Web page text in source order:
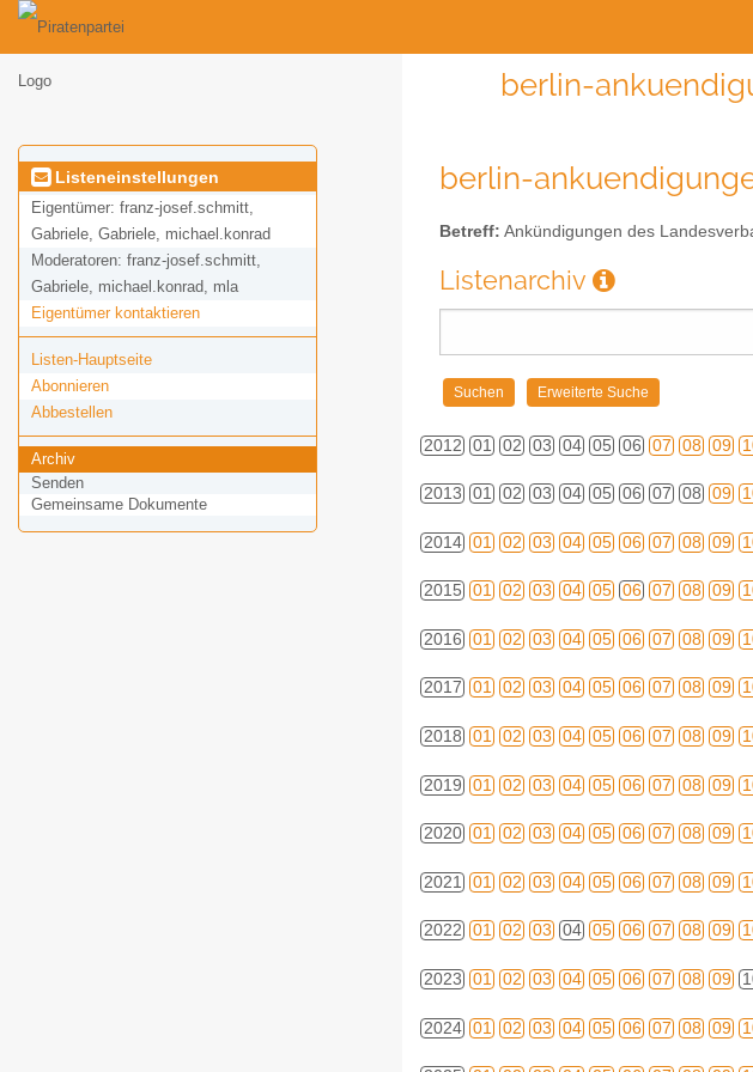
berlin-
Listeneinstellungen
Eigentümer: franz-josef.schmitt,
Gabriele, Gabriele, michael.konrad
Moderatoren: franz-josef.schmitt,
Gabriele, michael.konrad, mla
Eigentümer kontaktieren
Listen-Hauptseite
Abonnieren
Abbestellen
Archiv
Senden
Gemeinsame Dokumente
berlin-
Betreff: Ankündigungen des
Listenarchiv
2012 01 02 03 04 05 06 07 08 09
2013 01 02 03 04 05 06 07 08 09
2014 01 02 03 04 05 06 07 08 09
2015 01 02 03 04 05 06 07 08 09
2016 01 02 03 04 05 06 07 08 09
2017 01 02 03 04 05 06 07 08 09
2018 01 02 03 04 05 06 07 08 09
2019 01 02 03 04 05 06 07 08 09
2020 01 02 03 04 05 06 07 08 09
2021 01 02 03 04 05 06 07 08 09
2022 01 02 03 04 05 06 07 08 09
2023 01 02 03 04 05 06 07 08 09
2024 01 02 03 04 05 06 07 08 09